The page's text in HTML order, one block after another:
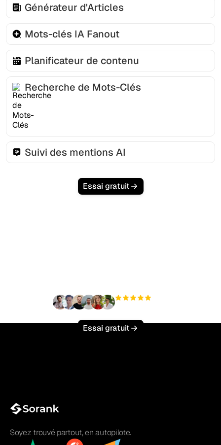
Générateur d'Articles
Mots-clés IA Fanout
Planificateur de contenu
Recherche de Mots-Clés
Suivi des mentions AI
Essai gratuit
Essai gratuit
Soyez trouvé partout, en autopilote.